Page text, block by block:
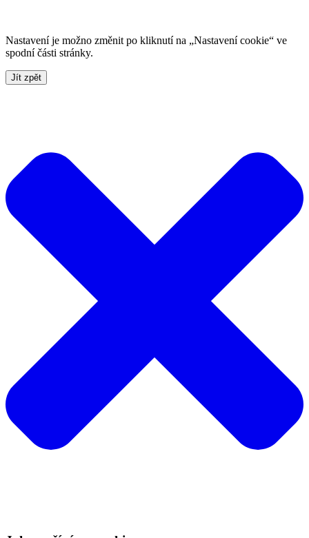
Nastavení je možno změnit po kliknutí na „Nastavení cookie“ ve
spodní části stránky.
Jít zpět